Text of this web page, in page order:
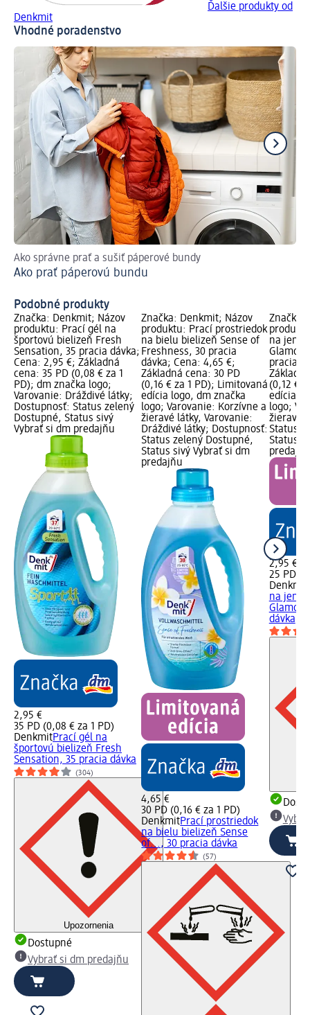
Ďalšie produkty od
Denkmit
Vhodné poradenstvo
Ako správne prať a sušiť páperové bundy
Ako prať páperovú bundu
Podobné produkty
Značka: Denkmit; Názov
produktu: Prací gél na
športovú bielizeň Fresh
Sensation, 35 pracia dávka;
Cena: 2,95 €; Základná
cena: 35 PD (0,08 € za 1
PD); dm značka logo;
Varovanie: Dráždivé látky;
Dostupnosť: Status zelený
Dostupné, Status sivý
Vybrať si dm predajňu
2,95 €
35 PD (0,08 € za 1 PD)
DenkmitPrací gél na
športovú bielizeň Fresh
Sensation, 35 pracia dávka
(304)
Upozornenia
Dostupné
Vybrať si dm predajňu
Značka: Denkmit; Názov
produktu: Prací prostriedok
na bielu bielizeň Sense of
Freshness, 30 pracia
dávka; Cena: 4,65 €;
Základná cena: 30 PD
(0,16 € za 1 PD); Limitovaná
edícia logo, dm značka
logo; Varovanie: Korzívne a
žieravé látky, Varovanie:
Dráždivé látky; Dostupnosť:
Status zelený Dostupné,
Status sivý Vybrať si dm
predajňu
4,65 €
30 PD (0,16 € za 1 PD)
DenkmitPrací prostriedok
na bielu bielizeň Sense
of..., 30 pracia dávka
(57)
Značka:
na
pracia
(0,12 €
edícia
logo;
žieravé
Status
Status
predajňu
2,95 €
25 PD
Denkmit
na
dávka